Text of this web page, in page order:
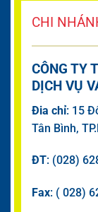
CHI
CÔNG TY
DỊCH VỤ
Đia chỉ: 15
Tân Bình,
ĐT: (028)
Fax: ( 028)